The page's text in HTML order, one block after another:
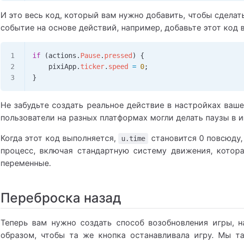
И это весь код, который вам нужно добавить, чтобы
событие на основе действий, например, добавьте этот код
if (actions . Pause. pressed) {
    pixiApp
. ticker. speed = 0;
}
Не забудьте создать реальное действие в настройках
пользователи на разных платформах могли делать паузы в
Когда этот код выполняется, u.time
становится 0
процесс, включая стандартную систему движения,
переменные.
Переброска назад
Теперь вам нужно создать способ возобновления игры,
образом, чтобы та же кнопка останавливала игру. Мы